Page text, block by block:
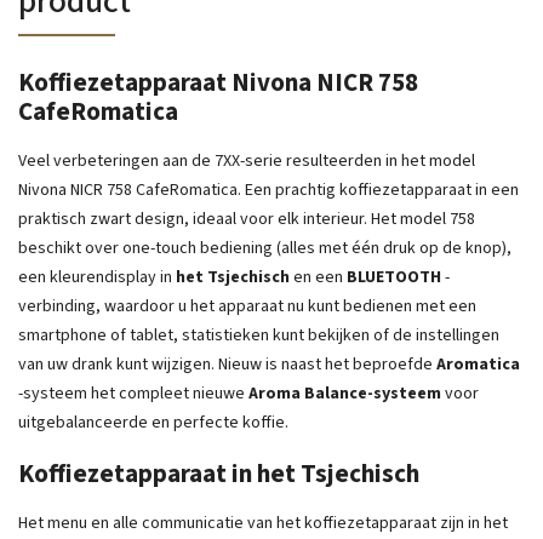
Koffiezetapparaat Nivona NICR 758
CafeRomatica
Veel verbeteringen aan de 7XX-serie resulteerden in het model
Nivona NICR 758 CafeRomatica. Een prachtig koffiezetapparaat in een
praktisch zwart design, ideaal voor elk interieur. Het model 758
beschikt over one-touch bediening (alles met één druk op de knop),
een kleurendisplay in het Tsjechisch en een BLUETOOTH -
verbinding, waardoor u het apparaat nu kunt bedienen met een
smartphone of tablet, statistieken kunt bekijken of de instellingen
van uw drank kunt wijzigen. Nieuw is naast het beproefde Aromatica
-systeem het compleet nieuwe Aroma Balance-systeem voor
uitgebalanceerde en perfecte koffie.
Koffiezetapparaat in het Tsjechisch
Het menu en alle communicatie van het koffiezetapparaat zijn in het